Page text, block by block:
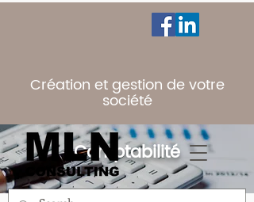
Création et gestion de votre
société
Comptabilité